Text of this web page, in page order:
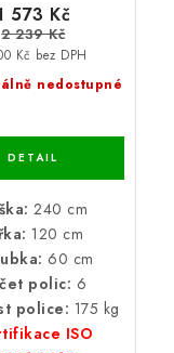
nedostupné
Kč bez DPH
573 Kč
2 239 Kč
240 cm
120 cm
60 cm
polic: 6
police: 175 kg
ISO